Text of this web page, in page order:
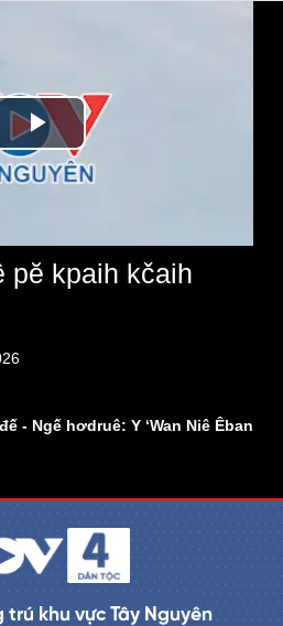
Play
pĕ kpaih kčaih
- Ngế hơdruê: Y ‘Wan Niê Êban
khu vực Tây Nguyên